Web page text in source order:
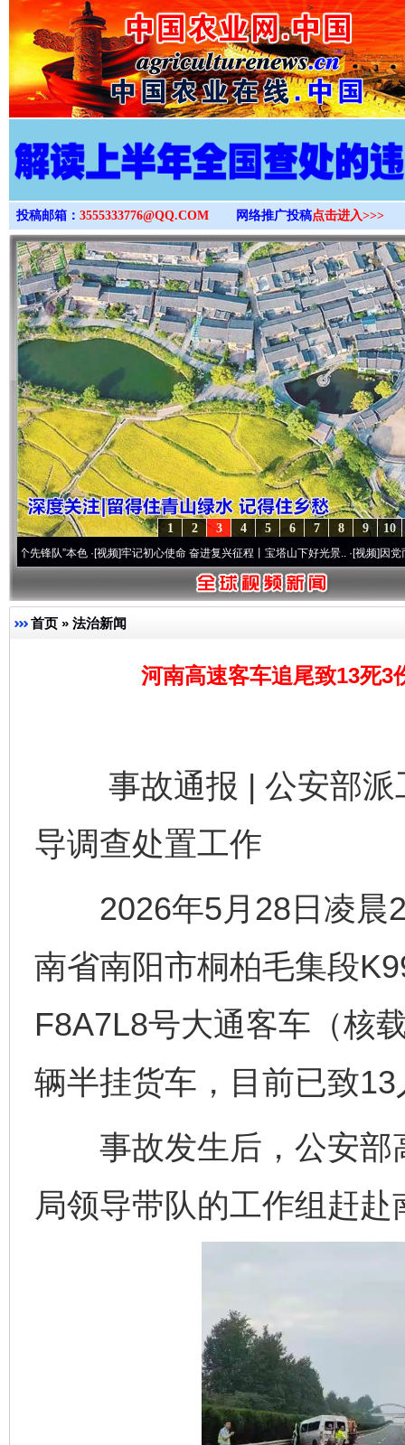
>
投稿邮箱： 3555333776@QQ.COM 网络推广投稿点击进入>>>
10
9
8
7
6
5
4
3
2
1
”本色·[视频]牢记初心使命 奋进复兴征程丨宝塔山下好光景..·[视频]因党而生 为党
首页 » 法治新闻
河南高速客车追尾致13死3
事故通报 | 公安部派
导调查处置工作
2026年5月28日凌晨2
南省南阳市桐柏毛集段
F8A7L8号大通客车（核
辆半挂货车，目前已致
事故发生后，公安部
局领导带队的工作组赶